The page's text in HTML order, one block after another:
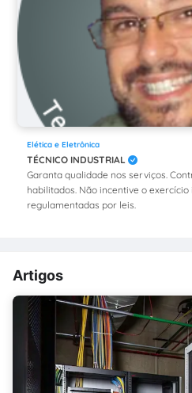
Elética e Eletrônica
TÉCNICO INDUSTRIAL
Garanta qualidade nos serviços.
habilitados. Não incentive o
regulamentadas por leis.
Artigos